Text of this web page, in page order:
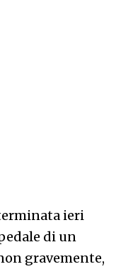
ieri
di un
gravemente,